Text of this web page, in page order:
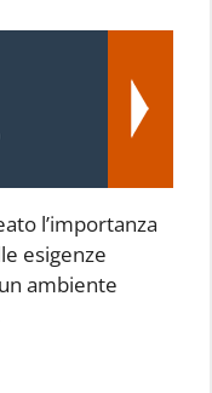
l’importanza
esigenze
ambiente